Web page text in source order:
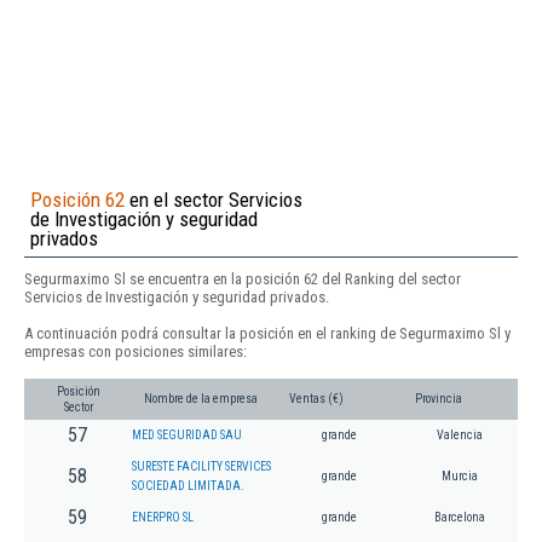
Posición 62 en el sector Servicios
de Investigación y seguridad
privados
Segurmaximo Sl se encuentra en la posición 62 del Ranking del sector
Servicios de Investigación y seguridad privados.
A continuación podrá consultar la posición en el ranking de Segurmaximo Sl y
empresas con posiciones similares:
Posición
Sector
Nombre de la empresa Ventas (€) Provincia
57 MED SEGURIDAD SAU grande Valencia
58
SURESTE FACILITY SERVICES
SOCIEDAD LIMITADA.
grande Murcia
59 ENERPRO SL grande Barcelona